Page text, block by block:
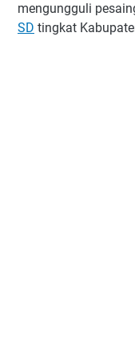
mengungguli
SD tingkat